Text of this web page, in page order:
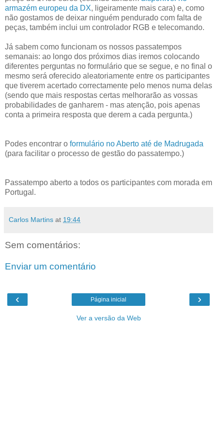
armazém europeu da DX, ligeiramente mais cara) e, como
não gostamos de deixar ninguém pendurado com falta de
peças, também inclui um controlador RGB e telecomando.
Já sabem como funcionam os nossos passatempos
semanais: ao longo dos próximos dias iremos colocando
diferentes perguntas no formulário que se segue, e no final o
mesmo será oferecido aleatoriamente entre os participantes
que tiverem acertado correctamente pelo menos numa delas
(sendo que mais respostas certas melhorarão as vossas
probabilidades de ganharem - mas atenção, pois apenas
conta a primeira resposta que derem a cada pergunta.)
Podes encontrar o formulário no Aberto até de Madrugada
(para facilitar o processo de gestão do passatempo.)
Passatempo aberto a todos os participantes com morada em
Portugal.
Carlos Martins at 19:44
Sem comentários:
Enviar um comentário
‹ ›
Página inicial
Ver a versão da Web